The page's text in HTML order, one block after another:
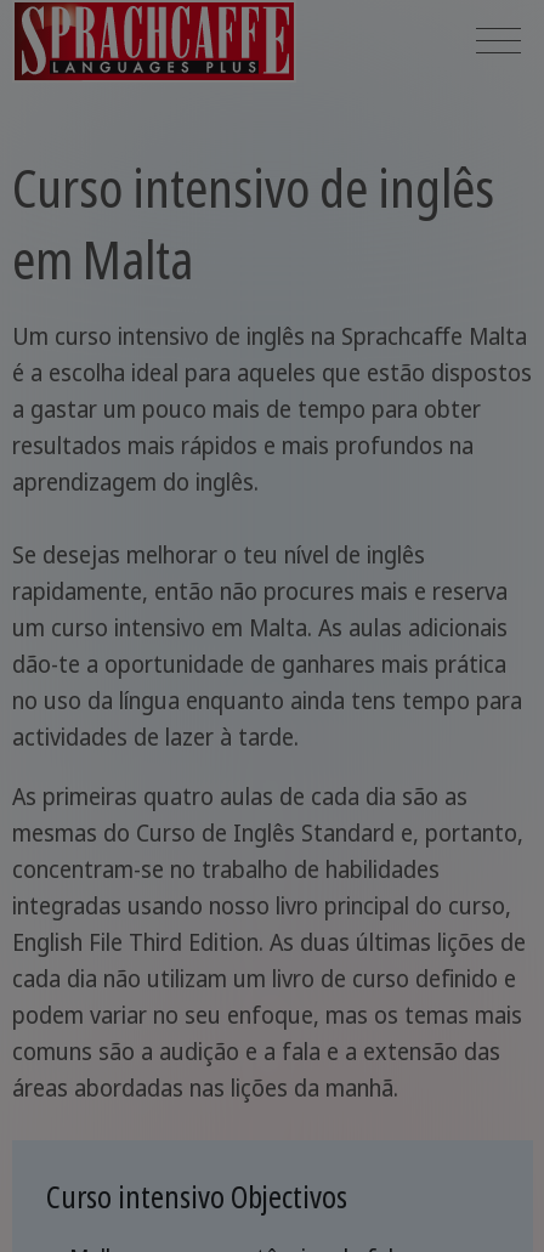
Curso intensivo de inglês
em Malta
Um curso intensivo de inglês na Sprachcaffe Malta
é a escolha ideal para aqueles que estão dispostos
a gastar um pouco mais de tempo para obter
resultados mais rápidos e mais profundos na
aprendizagem do inglês.
Se desejas melhorar o teu nível de inglês
rapidamente, então não procures mais e reserva
um curso intensivo em Malta. As aulas adicionais
dão-te a oportunidade de ganhares mais prática
no uso da língua enquanto ainda tens tempo para
actividades de lazer à tarde.
As primeiras quatro aulas de cada dia são as
mesmas do Curso de Inglês Standard e, portanto,
concentram-se no trabalho de habilidades
integradas usando nosso livro principal do curso,
English File Third Edition. As duas últimas lições de
cada dia não utilizam um livro de curso definido e
podem variar no seu enfoque, mas os temas mais
comuns são a audição e a fala e a extensão das
áreas abordadas nas lições da manhã.
Curso intensivo Objectivos